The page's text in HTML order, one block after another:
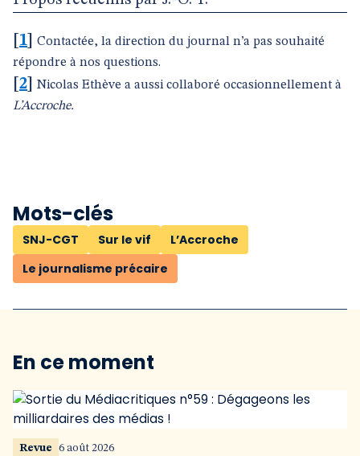
1
Contactée, la direction du journal n’a pas souhaité
répondre à nos questions.
2
Nicolas Ethève a aussi collaboré occasionnellement à
L’Accroche.
Mots-clés
SNJ-CGT Sur le vif
L’Accroche
Le journalisme précaire
En ce moment
Revue 6 août 2026